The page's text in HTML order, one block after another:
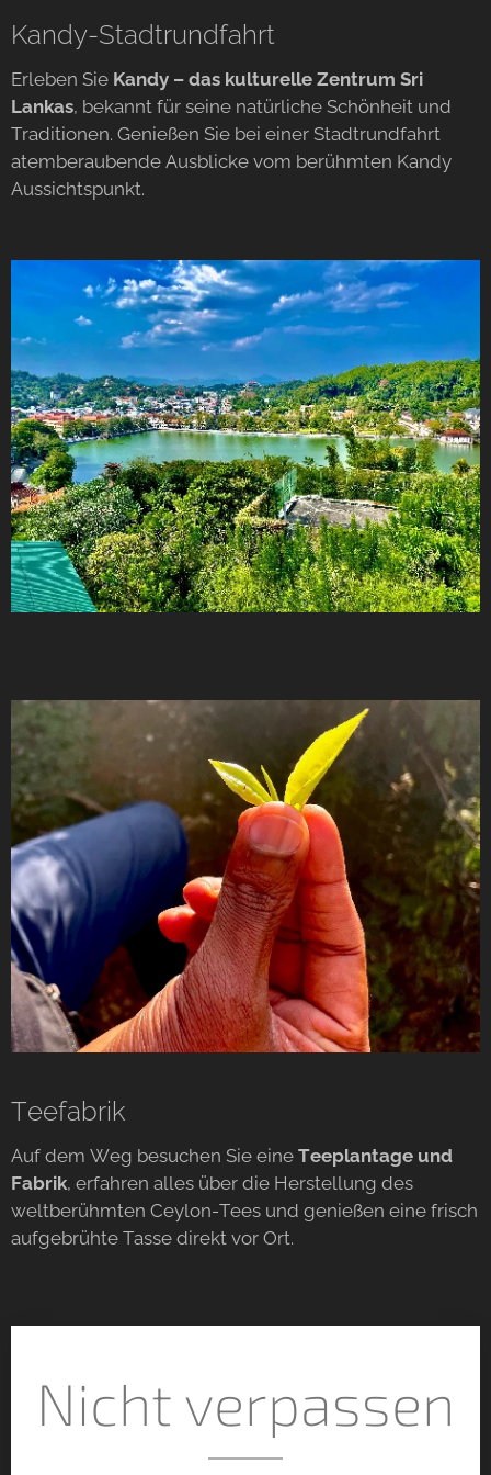
Kandy-Stadtrundfahrt
Erleben Sie Kandy – das kulturelle Zentrum Sri
Lankas, bekannt für seine natürliche Schönheit und
Traditionen. Genießen Sie bei einer Stadtrundfahrt
atemberaubende Ausblicke vom berühmten Kandy
Aussichtspunkt.
Teefabrik
Auf dem Weg besuchen Sie eine Teeplantage und
Fabrik, erfahren alles über die Herstellung des
weltberühmten Ceylon-Tees und genießen eine frisch
aufgebrühte Tasse direkt vor Ort.
Nicht verpassen